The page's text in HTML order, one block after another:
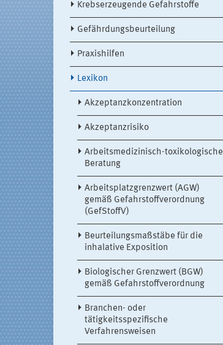
Krebserzeugende Gefahrstoffe
Gefährdungsbeurteilung
Praxishilfen
Lexikon
Akzeptanzkonzentration
Akzeptanzrisiko
Arbeitsmedizinisch-toxikologische
Beratung
Arbeitsplatzgrenzwert (AGW)
gemäß Gefahrstoffverordnung
(GefStoffV)
Beurteilungsmaßstäbe für die
inhalative Exposition
Biologischer Grenzwert (BGW)
gemäß Gefahrstoffverordnung
Branchen- oder
tätigkeitsspezifische
Verfahrensweisen